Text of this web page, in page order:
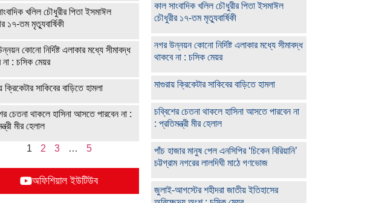
খলিল চৌধুরীর পিতা ইসমাঈল
১৭-তম মৃত্যুবার্ষিকী
কোনো নির্দিষ্ট এলাকার মধ্যে সীমাবদ্ধ
না : চসিক মেয়র
ক্রিকেটার সাকিবের বাড়িতে হামলা
চেতনা থাকলে হাসিনা আসতে পারবেন না :
মীর হেলাল
1 2 3 … 5
অফিশিয়াল ইউটিউব
কাল সাংবাদিক খলিল চৌধুরীর পিতা ইসমাঈল
চৌধুরীর ১৭-তম মৃত্যুবার্ষিকী
নগর উন্নয়ন কোনো নির্দিষ্ট এলাকার মধ্যে সীমাবদ্ধ
থাকবে না : চসিক মেয়র
মাগুরায় ক্রিকেটার সাকিবের বাড়িতে হামলা
চব্বিশের চেতনা থাকলে হাসিনা আসতে পারবেন না
: প্রতিমন্ত্রী মীর হেলাল
পাঁচ হাজার মানুষ পেল এনসিপির ‘চিকেন বিরিয়ানি’
চট্টগ্রাম নগরের লালদিঘী মাঠে গণভোজ
জুলাই-আগস্টের শহীদরা জাতীয় ইতিহাসের